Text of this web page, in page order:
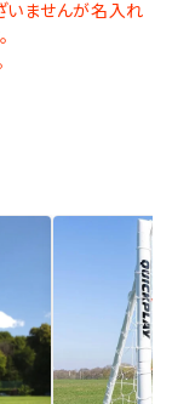
いませんが名入れ